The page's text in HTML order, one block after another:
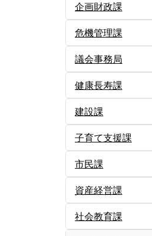
企画財政課
危機管理課
議会事務局
健康長寿課
建設課
子育て支援課
市民課
資産経営課
社会教育課